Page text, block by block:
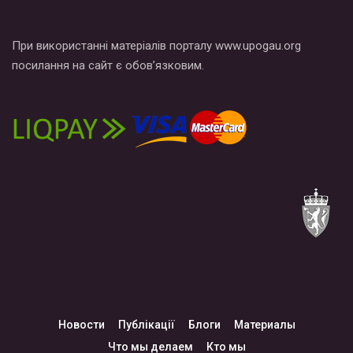
При використанні матеріалів порталу www.upogau.org
посилання на сайт є обов’язковим.
Новости Публікації Блоги
Материалы
Что мы делаем
Кто мы